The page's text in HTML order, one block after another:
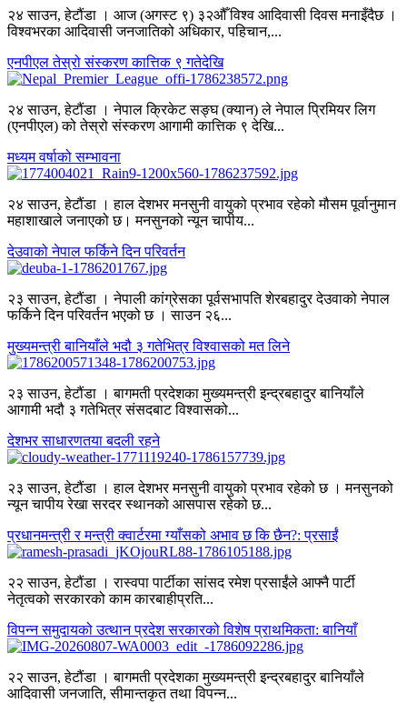
२४ साउन, हेटौंडा । आज (अगस्ट ९) ३२औँ विश्व आदिवासी दिवस मनाइँदैछ ।
विश्वभरका आदिवासी जनजातिको अधिकार, पहिचान,...
एनपीएल तेस्रो संस्करण कात्तिक ९ गतेदेखि
२४ साउन, हेटौंडा । नेपाल क्रिकेट सङ्घ (क्यान) ले नेपाल प्रिमियर लिग
(एनपीएल) को तेस्रो संस्करण आगामी कात्तिक ९ देखि...
मध्यम वर्षाको सम्भावना
२४ साउन, हेटौंडा । हाल देशभर मनसुनी वायुको प्रभाव रहेको मौसम पूर्वानुमान
महाशाखाले जनाएको छ। मनसुनको न्यून चापीय...
देउवाको नेपाल फर्किने दिन परिवर्तन
२३ साउन, हेटौंडा । नेपाली कांग्रेसका पूर्वसभापति शेरबहादुर देउवाको नेपाल
फर्किने दिन परिवर्तन भएको छ । साउन २६...
मुख्यमन्त्री बानियाँले भदौ ३ गतेभित्र विश्वासको मत लिने
२३ साउन, हेटौंडा । बागमती प्रदेशका मुख्यमन्त्री इन्द्रबहादुर बानियाँले
आगामी भदौ ३ गतेभित्र संसदबाट विश्वासको...
देशभर साधारणतया बदली रहने
२३ साउन, हेटौंडा । हाल देशभर मनसुनी वायुको प्रभाव रहेको छ । मनसुनको
न्यून चापीय रेखा सरदर स्थानको आसपास रहेको छ...
प्रधानमन्त्री र मन्त्री क्वार्टरमा ग्याँसको अभाव छ कि छैन?: प्रसाईं
२२ साउन, हेटौंडा । रास्वपा पार्टीका सांसद रमेश प्रसाईंले आफ्नै पार्टी
नेतृत्वको सरकारको काम कारबाहीप्रति...
विपन्न समुदायको उत्थान प्रदेश सरकारको विशेष प्राथमिकता: बानियाँ
२२ साउन, हेटौंडा । बागमती प्रदेशका मुख्यमन्त्री इन्द्रबहादुर बानियाँले
आदिवासी जनजाति, सीमान्तकृत तथा विपन्न...